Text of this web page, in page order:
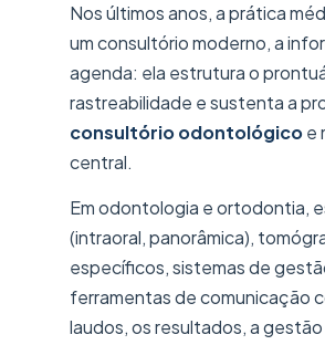
Nos últimos anos, a prática
um consultório moderno, a
agenda: ela estrutura o
rastreabilidade e sustenta a
consultório odontológicoe
central.
Em odontologia e ortodontia,
(intraoral, panorâmica),
específicos, sistemas de
ferramentas de comunicação
laudos, os resultados, a